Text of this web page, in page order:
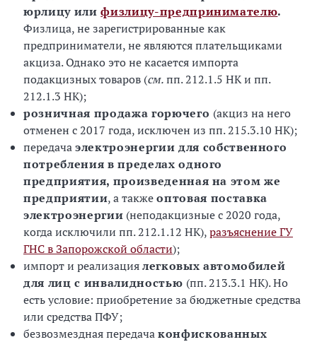
юрлицу илифизлицу-предпринимателю.
Физлица, не зарегистрированные как
предприниматели, не являются плательщиками
акциза. Однако это не касается импорта
подакцизных товаров (см.пп. 212.1.5 НК и пп.
212.1.3 НК);
розничная продажа горючего (акциз на него
отменен с 2017 года, исключен из пп. 215.3.10 НК);
передачаэлектроэнергии для собственного
потребления в пределах одного
предприятия, произведенная на этом же
предприятии, а такжеоптовая поставка
электроэнергии (неподакцизные с 2020 года,
когда исключили пп. 212.1.12 НК),разъяснение ГУ
ГНС в Запорожской области);
импорт и реализациялегковых автомобилей
для лиц с инвалидностью (пп. 213.3.1 НК). Но
есть условие: приобретение за бюджетные средства
или средства ПФУ;
безвозмездная передачаконфискованных